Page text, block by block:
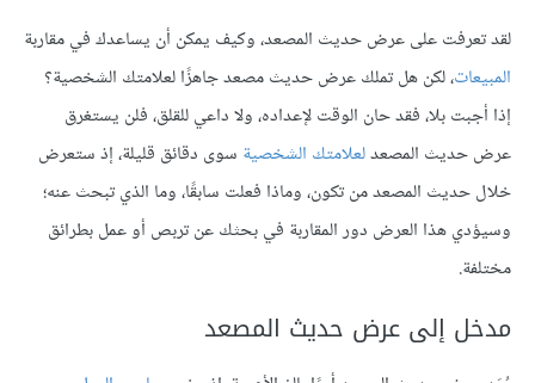
لقد تعرفت على عرض حديث المصعد، وكيف يمكن أن يساعدك في مقاربة
المبيعات، لكن هل تملك عرض حديث مصعد جاهزًا لعلامتك الشخصية؟
إذا أجبت بلا، فقد حان الوقت لإعداده، ولا داعي للقلق، فلن يستغرق
عرض حديث المصعدلعلامتك الشخصية سوى دقائق قليلة، إذ ستعرض
خلال حديث المصعد من تكون، وماذا فعلت سابقًا، وما الذي تبحث عنه؛
وسيؤدي هذا العرض دور المقاربة في بحثك عن تربص أو عمل بطرائق
مختلفة.
مدخل إلى عرض حديث المصعد